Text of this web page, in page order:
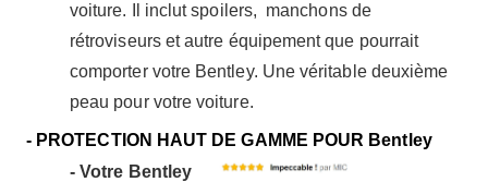
voiture. Il inclut spoilers, manchons de
rétroviseurs et autre équipement que pourrait
comporter votre Bentley. Une véritable deuxième
peau pour votre voiture.
- PROTECTION HAUT DE GAMME POUR Bentley
- Votre Bentley